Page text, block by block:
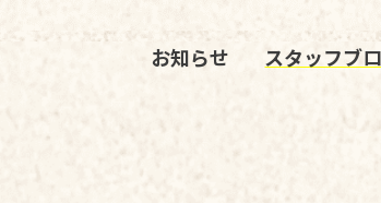
お知らせ スタッフブ